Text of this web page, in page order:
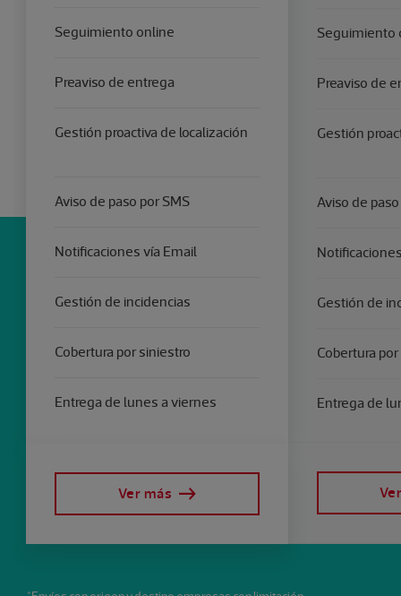
Seguimiento online
Preaviso de entrega
Gestión proactiva de localización
Aviso de paso por SMS
Notificaciones vía Email
Gestión de incidencias
Cobertura por siniestro
Entrega de lunes a viernes
Ver más
Seguimiento
Preaviso de
Gestión
Aviso de
Gestión de
Cobertura
Entrega de